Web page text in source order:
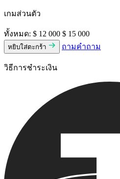
เกมส่วนตัว
ทั้งหมด: $ 12 000 $ 15 000
หยิบใส่ตะกร้า ถามคําถาม
วิธีการชําระเงิน